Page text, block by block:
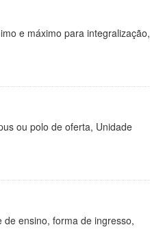
e máximo para integralização,
ou polo de oferta, Unidade
ensino, forma de ingresso,